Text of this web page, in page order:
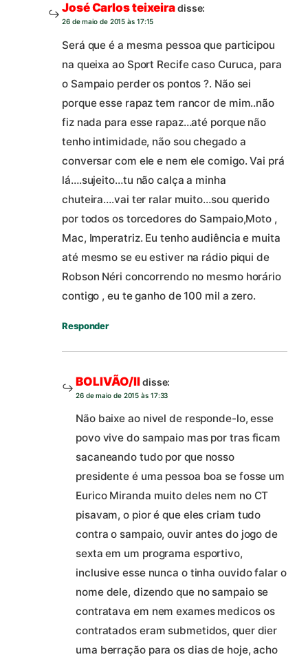
José Carlos teixeiradisse:
26 de maio de 2015 às 17:15
Será que é a mesma pessoa que participou
na queixa ao Sport Recife caso Curuca, para
o Sampaio perder os pontos ?. Não sei
porque esse rapaz tem rancor de mim..não
fiz nada para esse rapaz…até porque não
tenho intimidade, não sou chegado a
conversar com ele e nem ele comigo. Vai prá
lá….sujeito…tu não calça a minha
chuteira….vai ter ralar muito…sou querido
por todos os torcedores do Sampaio,Moto ,
Mac, Imperatriz. Eu tenho audiência e muita
até mesmo se eu estiver na rádio piqui de
Robson Néri concorrendo no mesmo horário
contigo , eu te ganho de 100 mil a zero.
Responder
BOLIVÃO/IIdisse:
26 de maio de 2015 às 17:33
Não baixe ao nivel de responde-lo, esse
povo vive do sampaio mas por tras ficam
sacaneando tudo por que nosso
presidente é uma pessoa boa se fosse um
Eurico Miranda muito deles nem no CT
pisavam, o pior é que eles criam tudo
contra o sampaio, ouvir antes do jogo de
sexta em um programa esportivo,
inclusive esse nunca o tinha ouvido falar o
nome dele, dizendo que no sampaio se
contratava em nem exames medicos os
contratados eram submetidos, quer dier
uma berração para os dias de hoje, acho